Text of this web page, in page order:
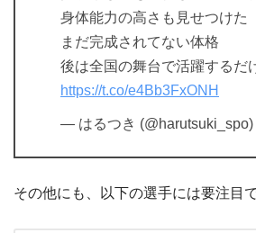
身体能力の高さも見せつけた
まだ完成されてない体格
後は全国の舞台で活躍するだ
https://t.co/e4Bb3FxONH
— はるつき (@harutsuki_spo)
その他にも、以下の選手には要注目